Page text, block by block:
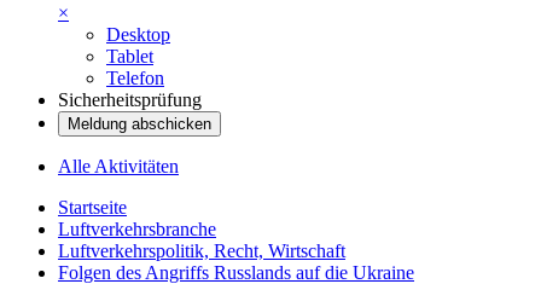
×
Desktop
Tablet
Telefon
Sicherheitsprüfung
Meldung abschicken
Alle Aktivitäten
Startseite
Luftverkehrsbranche
Luftverkehrspolitik, Recht, Wirtschaft
Folgen des Angriffs Russlands auf die Ukraine